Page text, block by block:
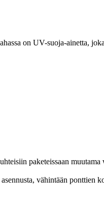
on UV-suoja-ainetta,
paketeissaan muutama
vähintään ponttien